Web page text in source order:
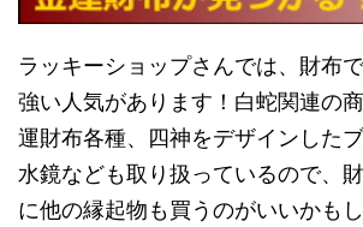
ラッキーショップさんでは、財布
強い人気があります！白蛇関連の
運財布各種、四神をデザインした
水鏡なども取り扱っているので、
に他の縁起物も買うのがいいかも